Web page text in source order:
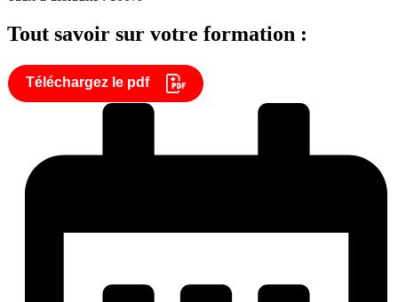
Tout savoir sur votre formation :
Téléchargez le pdf